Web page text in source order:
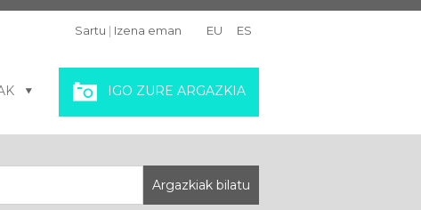
Sartu | Izena eman EU ES
IGO ZURE ARGAZKIA